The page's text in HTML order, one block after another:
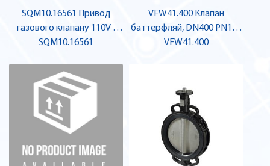
SQM10.16561 Привод
газового клапану 110V |
SIEMENS
SQM10.16561
VFW41.400 Клапан
баттерфляй, DN400 PN16 |
SIEMENS
VFW41.400